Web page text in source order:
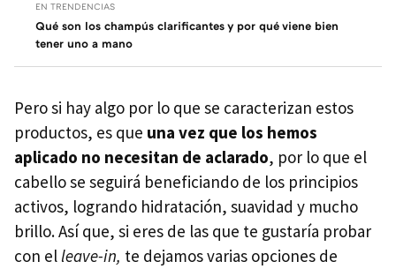
EN TRENDENCIAS
Qué son los champús clarificantes y por qué viene bien
tener uno a mano
Pero si hay algo por lo que se caracterizan estos
productos, es que una vez que los hemos
aplicado no necesitan de aclarado, por lo que el
cabello se seguirá beneficiando de los principios
activos, logrando hidratación, suavidad y mucho
brillo. Así que, si eres de las que te gustaría probar
con elleave-in, te dejamos varias opciones de